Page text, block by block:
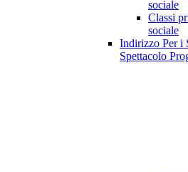
sociale
Classi
sociale
Indirizzo Per i
Spettacolo